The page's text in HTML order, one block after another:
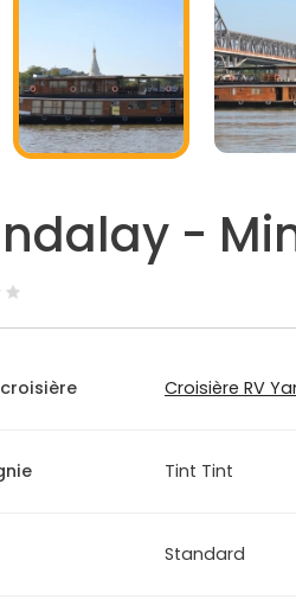
-
Croisière RV
Tint Tint
Standard